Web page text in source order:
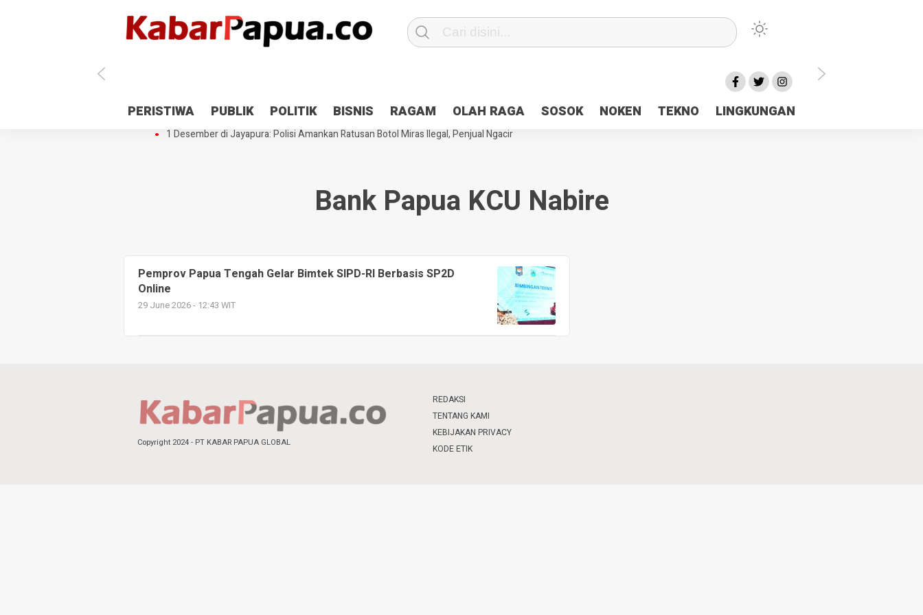
PERISTIWA PUBLIK POLITIK BISNIS RAGAM OLAH RAGA SOSOK NOKEN TEKNO LINGKUNGAN
Antisipasi 1 Desember, TNI Polri Patroli 2×24 jam di Kota Jayapura
Pesan Sejuk Polri di Deklarasi Pemilu Ceria Tanah Papua
Gedung Perpustakaan SMPN 5 Sentani Terbakar
Hibah Pilkada Jayapura Cair 10 Persen, Deposit Kas Daerah Rp23 Miliar Disorot
1 Desember di Jayapura: Polisi Amankan Ratusan Botol Miras Ilegal, Penjual Ngacir
Bank Papua KCU Nabire
Pemprov Papua Tengah Gelar Bimtek SIPD-RI Berbasis SP2D
Online
29 June 2026 - 12:43 WIT
Copyright 2024 - PT KABAR PAPUA GLOBAL
REDAKSI
TENTANG KAMI
KEBIJAKAN PRIVACY
KODE ETIK